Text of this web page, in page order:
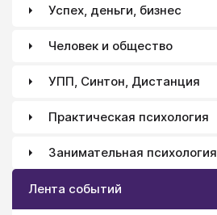
Успех, деньги, бизнес
Человек и общество
УПП, Синтон, Дистанция
Практическая психология
Занимательная психология
Лента событий